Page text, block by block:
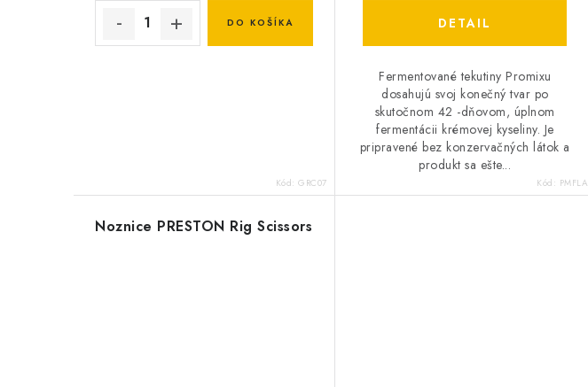
DO KOŠÍKA
Kód: GRC07
DETAIL
Fermentované tekutiny Promixu
dosahujú svoj konečný tvar po
skutočnom 42 -dňovom, úplnom
fermentácii krémovej kyseliny. Je
pripravené bez konzervačných látok a
produkt sa ešte...
Kód: PMFLA
Noznice PRESTON Rig Scissors